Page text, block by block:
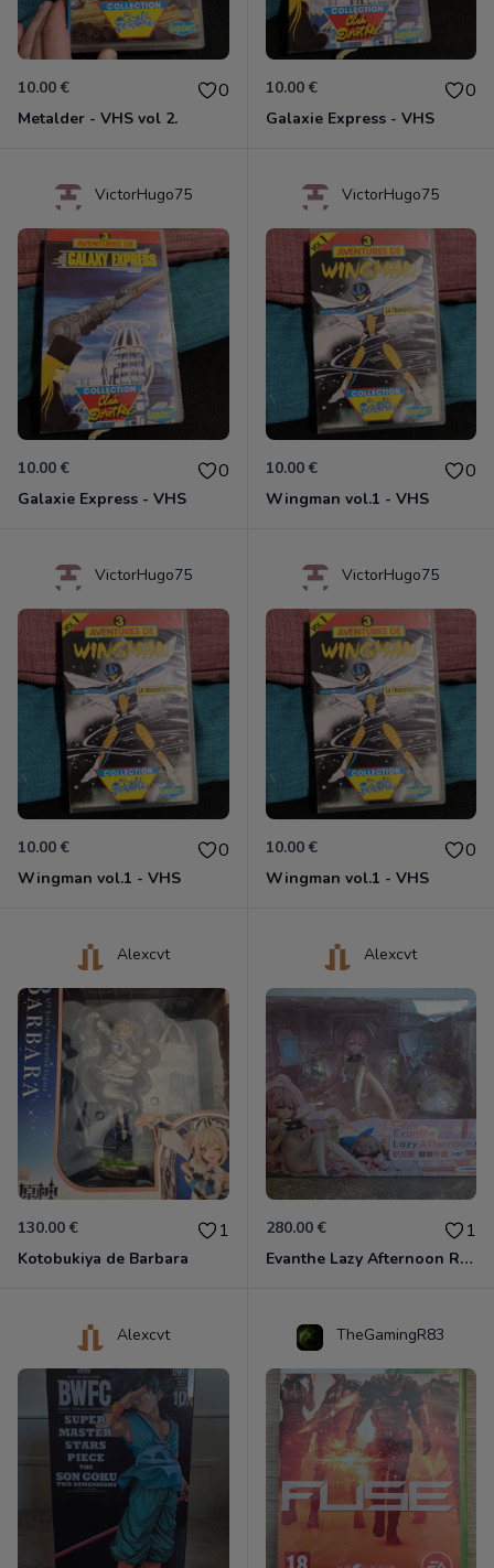
10.00 € 0
Metalder - VHS vol 2.
10.00 € 0
Galaxie Express - VHS
VictorHugo75
10.00 € 0
Galaxie Express - VHS
VictorHugo75
10.00 € 0
Wingman vol.1 - VHS
VictorHugo75
10.00 € 0
Wingman vol.1 - VHS
VictorHugo75
10.00 € 0
Wingman vol.1 - VHS
Alexcvt
130.00 € 1
Kotobukiya de Barbara
Alexcvt
280.00 € 1
Evanthe Lazy Afternoon Red Pride of Eden
Alexcvt TheGamingR83